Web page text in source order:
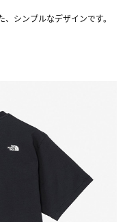
シンプルなデザインです。